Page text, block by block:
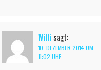
Willi sagt:
10. DEZEMBER 2014 UM
11:02 UHR